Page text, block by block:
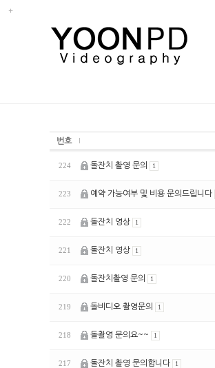
번호
224 돌잔치 촬영 문의 1
223 예약 가능여부 및 비용 문의드립니다
222 돌잔치 영상 1
221 돌잔치 영상 1
220 돌잔치촬영 문의 1
219 돌비디오 촬영문의 1
218 돌촬영 문의요~~ 1
217 돌잔치 촬영 문의합니다 1